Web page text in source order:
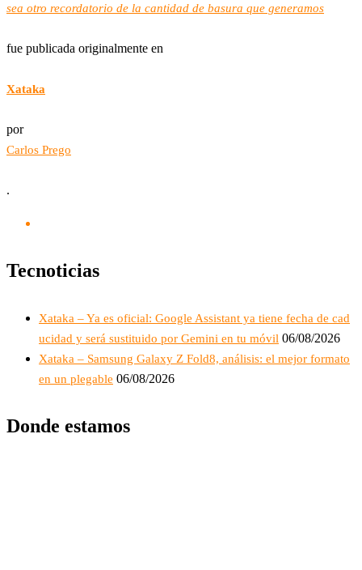
sea otro recordatorio de la cantidad de basura que generamos
fue publicada originalmente en
Xataka
por
Carlos Prego
.
Tecnoticias
Xataka – Ya es oficial: Google Assistant ya tiene fecha de cad
ucidad y será sustituido por Gemini en tu móvil 06/08/2026
Xataka – Samsung Galaxy Z Fold8, análisis: el mejor formato
en un plegable 06/08/2026
Donde estamos